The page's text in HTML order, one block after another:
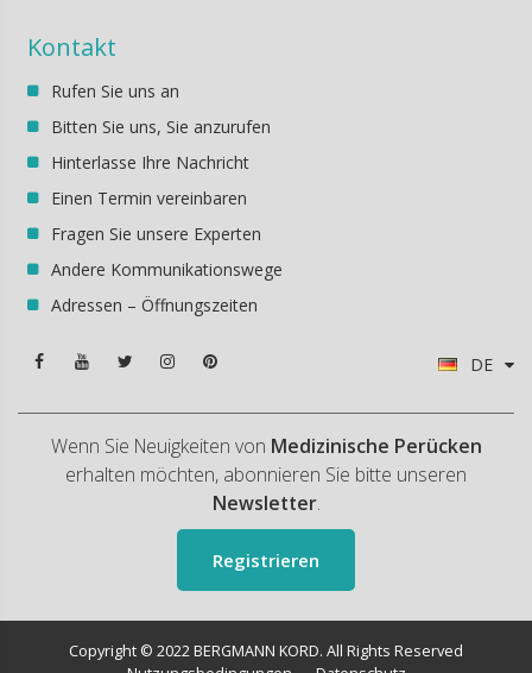
Kontakt
Rufen Sie uns an
Bitten Sie uns, Sie anzurufen
Hinterlasse Ihre Nachricht
Einen Termin vereinbaren
Fragen Sie unsere Experten
Andere Kommunikationswege
Adressen – Öffnungszeiten
DE
Wenn Sie Neuigkeiten von Medizinische Perücken
erhalten möchten, abonnieren Sie bitte unseren
Newsletter.
Registrieren
Copyright © 2022 BERGMANN KORD. All Rights Reserved